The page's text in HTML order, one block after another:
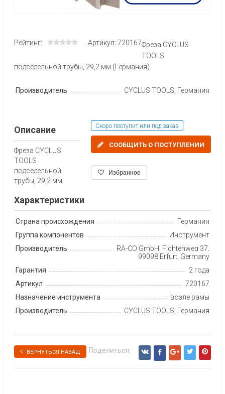
Рейтинг: Артикул: 720167Фреза CYCLUS
TOOLS
подседельной трубы, 29,2 мм (Германия)
Производитель CYCLUS TOOLS, Германия
Скоро поступит или под заказ
СООБЩИТЬ О ПОСТУПЛЕНИИ
Избранное
Описание
Фреза CYCLUS
TOOLS
подседельной
трубы, 29,2 мм
Характеристики
Страна происхождения
Германия
Группа компонентов
Инструмент
Производитель
RA-CO GmbH, Fichtenweg 37,
99098 Erfurt, Germany
Гарантия
2 года
Артикул
720167
Назначение инструмента
возле рамы
Производитель
CYCLUS TOOLS, Германия
ВЕРНУТЬСЯ НАЗАД Поделиться: